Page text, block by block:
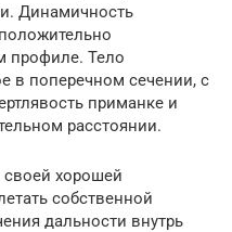
Динамичность
профиле. Тело
в поперечном сечении, с
приманке и
расстоянии.
своей хорошей
собственной
дальности внутрь